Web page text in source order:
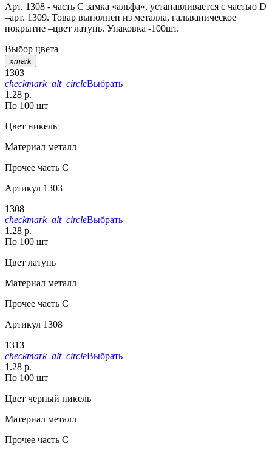
Арт. 1308 - часть С замка «альфа», устанавливается с частью D
–арт. 1309. Товар выполнен из металла, гальваническое
покрытие –цвет латунь. Упаковка -100шт.
Выбор цвета
xmark
1303
checkmark_alt_circleВыбрать
1.28 р.
По 100 шт
Цвет никель
Материал металл
Прочее часть С
Артикул 1303
1308
checkmark_alt_circleВыбрать
1.28 р.
По 100 шт
Цвет латунь
Материал металл
Прочее часть С
Артикул 1308
1313
checkmark_alt_circleВыбрать
1.28 р.
По 100 шт
Цвет черный никель
Материал металл
Прочее часть С